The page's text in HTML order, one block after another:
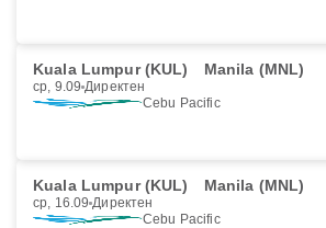
Kuala Lumpur (KUL) Manila (MNL)
ср, 9.09 Директен
Cebu Pacific
Kuala Lumpur (KUL) Manila (MNL)
ср, 16.09 Директен
Cebu Pacific